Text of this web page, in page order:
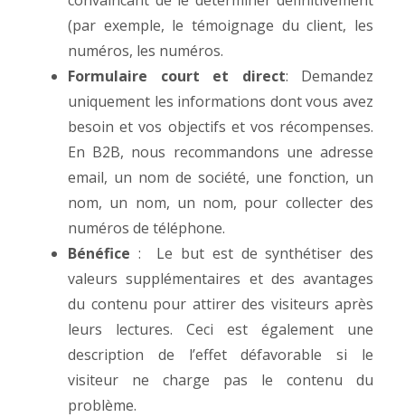
(par exemple, le témoignage du client, les
numéros, les numéros.
Formulaire court et direct: Demandez
uniquement les informations dont vous avez
besoin et vos objectifs et vos récompenses.
En B2B, nous recommandons une adresse
email, un nom de société, une fonction, un
nom, un nom, un nom, pour collecter des
numéros de téléphone.
Bénéfice : Le but est de synthétiser des
valeurs supplémentaires et des avantages
du contenu pour attirer des visiteurs après
leurs lectures. Ceci est également une
description de l’effet défavorable si le
visiteur ne charge pas le contenu du
problème.